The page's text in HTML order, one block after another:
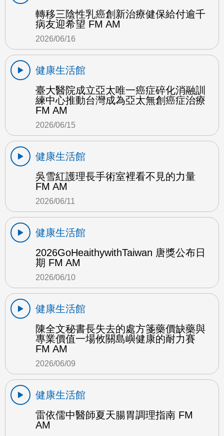
轉移三陰性乳癌創新治療健保給付逾千
病友迎希望 FM AM
2026/06/16
健康生活館
臺大醫院成立亞太唯一癌症碎化消融訓
練中心推動台灣成為亞太無創癌症治療
FM AM
2026/06/15
健康生活館
吳雪紅護理長手術室裡看不見的力量
FM AM
2026/06/11
健康生活館
2026GoHeaithywithTaiwan 唐獎公布日
期 FM AM
2026/06/10
健康生活館
陳全文秘書長失去的處方箋藥價缺藥與
專業價值一場攸關島嶼健康的耐力賽
FM AM
2026/06/09
健康生活館
雷依儒中醫師夏天腸胃調理指南 FM
AM